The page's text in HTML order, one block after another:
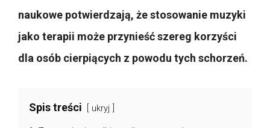
naukowe potwierdzają, że stosowanie muzyki
jako terapii może przynieść szereg korzyści
dla osób cierpiących z powodu tych schorzeń.
Spis treści ukryj